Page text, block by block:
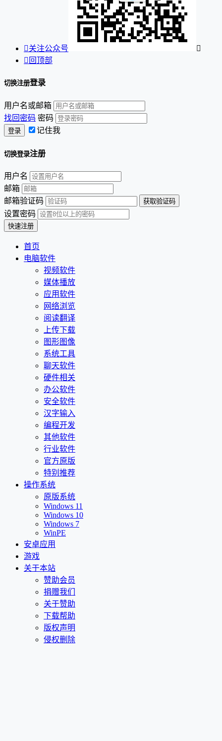
关注公众号

 回顶部
切换注册登录
用户名或邮箱
找回密码 密码
记住我
切换登录注册
用户名
邮箱
邮箱验证码
设置密码
首页
电脑软件
视频软件
媒体播放
应用软件
网络浏览
阅读翻译
上传下载
图形图像
系统工具
聊天软件
硬件相关
办公软件
安全软件
汉字输入
编程开发
其他软件
行业软件
官方原版
特别推荐
操作系统
原版系统
Windows 11
Windows 10
Windows 7
WinPE
安卓应用
游戏
关于本站
赞助会员
捐赠我们
关于赞助
下载帮助
版权声明
侵权删除